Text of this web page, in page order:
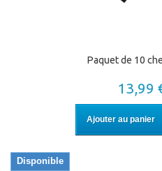
Paquet de 10
13,99
Ajouter au panier
Disponible